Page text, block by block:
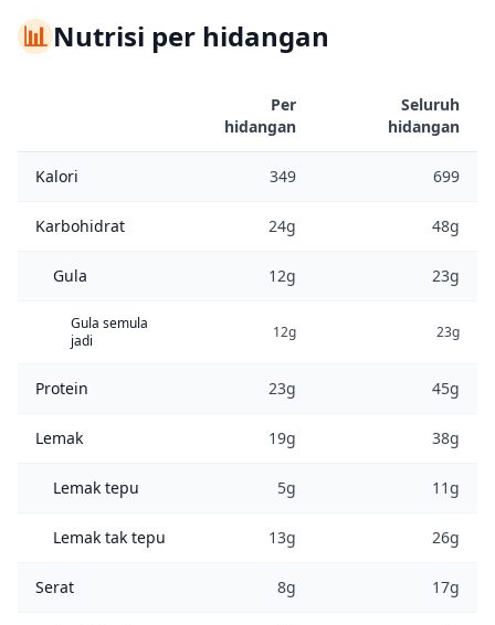
📊Nutrisi per hidangan
Per
hidangan
Seluruh
hidangan
Kalori 349 699
Karbohidrat 24g 48g
Gula 12g 23g
Gula semula
jadi
12g 23g
Protein 23g 45g
Lemak 19g 38g
Lemak tepu 5g 11g
Lemak tak tepu 13g 26g
Serat 8g 17g